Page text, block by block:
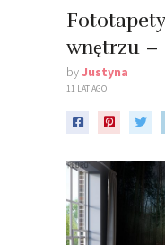
wnętrzu –
byJustyna
11 LAT AGO